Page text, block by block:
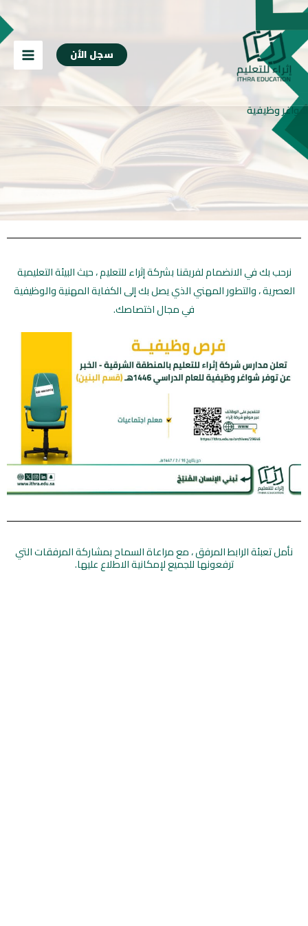
content
تخطي
إلى
المحتوى
سجل الأن
شواغر وظيفية
نرحب بك في الانضمام لفريقنا بشركة إثراء للتعليم ، حيث البيئة التعليمية
العصرية ، والتطور المهني الذي يصل بك إلى الكفاية المهنية والوظيفية
في مجال اختصاصك.
نأمل تعبئة الرابط المرفق ، مع مراعاة السماح بمشاركة المرفقات التي
ترفعونها للجميع لإمكانية الاطلاع عليها.